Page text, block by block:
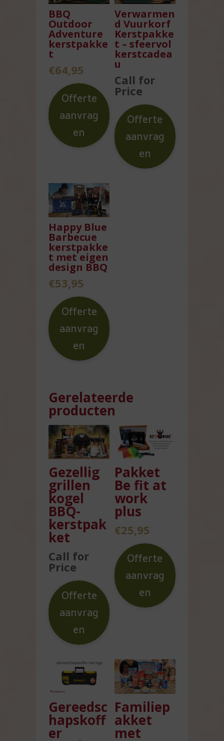
BBQ
Outdoor
Adventure
kerstpakke
t
€64,95
Offerte
aanvrag
en
Verwarmen
d Vuurkorf
Kerstpakke
t – sfeervol
kerstcadea
u
Call for
Price
Offerte
aanvrag
en
Happy Blue
Barbecue
kerstpakke
t met eigen
design BBQ
€53,95
Offerte
aanvrag
en
Gerelateerde
producten
Gezellig
grillen
kogel
BBQ-
kerstpak
ket
Call for
Price
Offerte
aanvrag
en
Pakket
Be fit at
work
plus
€25,95
Offerte
aanvrag
en
Gereedsc
hapskoff
er
Familiep
akket
met